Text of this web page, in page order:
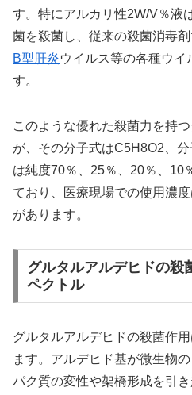
す。特にアルカリ性2W/V％液
菌を殺菌し、従来の殺菌消毒
B型肝炎ウイルス等の各種ウイ
す。
このような優れた殺菌力を持
が、その分子式はC5H8O2、
は純度70％、25％、20％、10
ており、医療現場での使用濃
があります。
グルタルアルデヒドの殺
ペクトル
グルタルアルデヒドの殺菌作
ます。アルデヒド基が微生物
パク質の変性や架橋形成を引